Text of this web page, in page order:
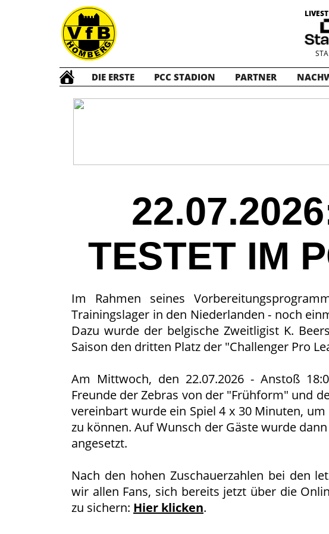
DIE ERSTE PCC STADION PARTNER
TESTET IM
Im Rahmen seines
Trainingslager in den Niederlanden - noch
Dazu wurde der belgische Zweitligist K.
Saison den dritten Platz der "Challenger Pro
Am Mittwoch, den 22.07.2026 - Anstoß
Freunde der Zebras von der "Frühform" und
vereinbart wurde ein Spiel 4 x 30 Minuten,
zu können. Auf Wunsch der Gäste wurde
angesetzt.
Nach den hohen Zuschauerzahlen bei den
wir allen Fans, sich bereits jetzt über die
zu sichern: Hier klicken.